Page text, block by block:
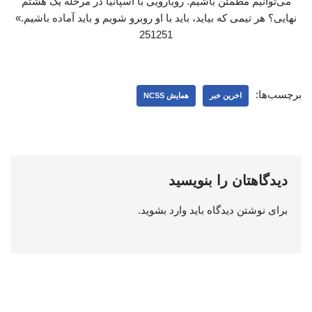
نهایی؟ هر تیمی که بیاید، باید با او روبرو شویم و باید آماده باشیم.»
251251
برچسب‌ها: اخرین خبر همایش NCSS
دیدگاهتان را بنویسید
برای نوشتن دیدگاه باید وارد بشوید.